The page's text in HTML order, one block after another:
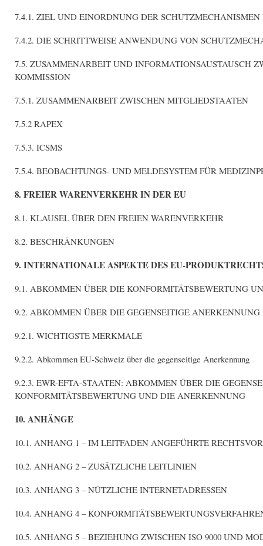
7.4.1. ZIEL UND EINORDNUNG DER
7.4.2. DIE SCHRITTWEISE ANWENDUNG VON
7.5. ZUSAMMENARBEIT UND INFORMATIONSAUSTAUSCH
KOMMISSION
7.5.1. ZUSAMMENARBEIT ZWISCHEN MITGLIEDSTAATEN
7.5.2 RAPEX
7.5.3. ICSMS
7.5.4. BEOBACHTUNGS- UND MELDESYSTEM FÜR
8. FREIER WARENVERKEHR IN DER EU
8.1. KLAUSEL ÜBER DEN FREIEN WARENVERKEHR
8.2. BESCHRÄNKUNGEN
9. INTERNATIONALE ASPEKTE DES EU-
9.1. ABKOMMEN ÜBER DIE KONFORMITÄTSBEWERTUNG
9.2. ABKOMMEN ÜBER DIE GEGENSEITIGE ANERKENNUNG
9.2.1. WICHTIGSTE MERKMALE
9.2.2. Abkommen EU-Schweiz über die gegenseitige Anerkennung
9.2.3. EWR-EFTA-STAATEN: ABKOMMEN ÜBER DIE
KONFORMITÄTSBEWERTUNG UND DIE ANERKENNUNG
10. ANHÄNGE
10.1. ANHANG 1 – IM LEITFADEN ANGEFÜHRTE
10.2. ANHANG 2 – ZUSÄTZLICHE LEITLINIEN
10.3. ANHANG 3 – NÜTZLICHE INTERNETADRESSEN
10.4. ANHANG 4 –
10.5. ANHANG 5 – BEZIEHUNG ZWISCHEN ISO 9000 UND